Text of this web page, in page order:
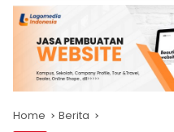
Home Berita